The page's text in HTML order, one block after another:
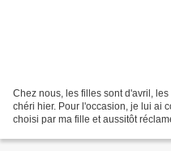
Chez nous, les filles sont d'avril,
chéri hier. Pour l'occasion, je lui ai
choisi par ma fille et aussitôt